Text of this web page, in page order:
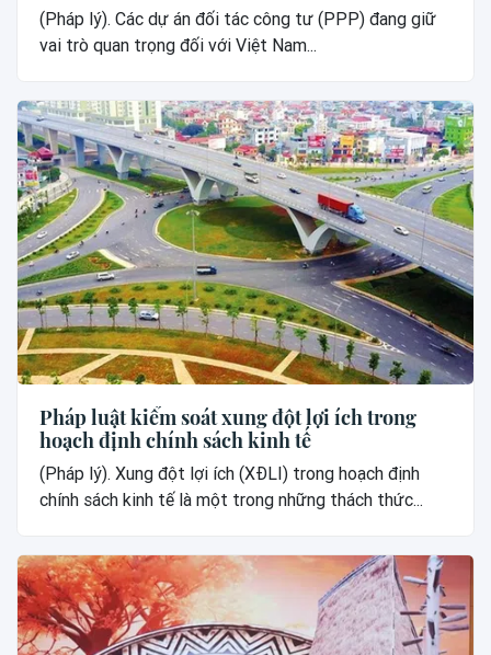
(Pháp lý). Các dự án đối tác công tư (PPP) đang giữ
vai trò quan trọng đối với Việt Nam...
Pháp luật kiểm soát xung đột lợi ích trong
hoạch định chính sách kinh tế
(Pháp lý). Xung đột lợi ích (XĐLI) trong hoạch định
chính sách kinh tế là một trong những thách thức...